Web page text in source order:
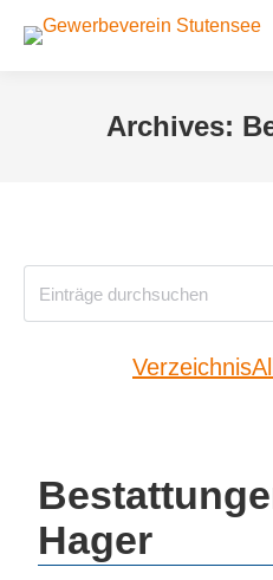
Archives:
Verzeichnis
Hager